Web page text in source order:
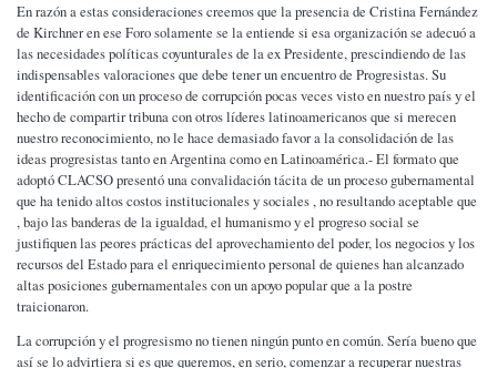
En razón a estas consideraciones creemos que la presencia de Cristina Fernández
de Kirchner en ese Foro solamente se la entiende si esa organización se adecuó a
las necesidades políticas coyunturales de la ex Presidente, prescindiendo de las
indispensables valoraciones que debe tener un encuentro de Progresistas. Su
identificación con un proceso de corrupción pocas veces visto en nuestro país y el
hecho de compartir tribuna con otros líderes latinoamericanos que si merecen
nuestro reconocimiento, no le hace demasiado favor a la consolidación de las
ideas progresistas tanto en Argentina como en Latinoamérica.- El formato que
adoptó CLACSO presentó una convalidación tácita de un proceso gubernamental
que ha tenido altos costos institucionales y sociales , no resultando aceptable que
, bajo las banderas de la igualdad, el humanismo y el progreso social se
justifiquen las peores prácticas del aprovechamiento del poder, los negocios y los
recursos del Estado para el enriquecimiento personal de quienes han alcanzado
altas posiciones gubernamentales con un apoyo popular que a la postre
traicionaron.
La corrupción y el progresismo no tienen ningún punto en común. Sería bueno que
así se lo advirtiera si es que queremos, en serio, comenzar a recuperar nuestras